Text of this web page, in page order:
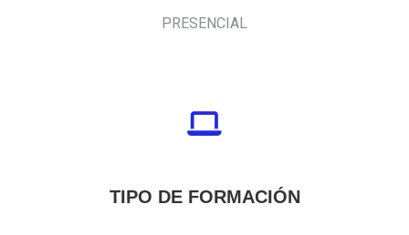
PRESENCIAL
TIPO DE FORMACIÓN